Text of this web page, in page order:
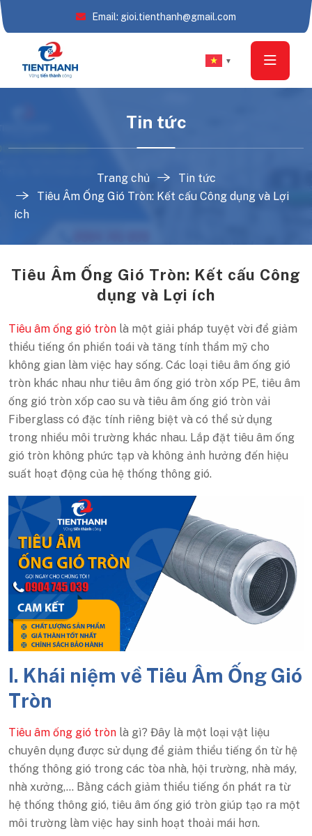
Email: gioi.tienthanh@gmail.com
▼
Tin tức
Trang chủ
Tin tức
Tiêu Âm Ống Gió Tròn: Kết cấu Công dụng và Lợi
ích
Tiêu Âm Ống Gió Tròn: Kết cấu Công
dụng và Lợi ích
Tiêu âm ống gió tròn là một giải pháp tuyệt vời để giảm
thiểu tiếng ồn phiền toái và tăng tính thẩm mỹ cho
không gian làm việc hay sống. Các loại tiêu âm ống gió
tròn khác nhau như tiêu âm ống gió tròn xốp PE, tiêu âm
ống gió tròn xốp cao su và tiêu âm ống gió tròn vải
Fiberglass có đặc tính riêng biệt và có thể sử dụng
trong nhiều môi trường khác nhau. Lắp đặt tiêu âm ống
gió tròn không phức tạp và không ảnh hưởng đến hiệu
suất hoạt động của hệ thống thông gió.
I. Khái niệm về Tiêu Âm Ống Gió
Tròn
Tiêu âm ống gió tròn là gì? Đây là một loại vật liệu
chuyên dụng được sử dụng để giảm thiểu tiếng ồn từ hệ
thống thông gió trong các tòa nhà, hội trường, nhà máy,
nhà xưởng,... Bằng cách giảm thiểu tiếng ồn phát ra từ
hệ thống thông gió, tiêu âm ống gió tròn giúp tạo ra một
môi trường làm việc hay sinh hoạt thoải mái hơn.